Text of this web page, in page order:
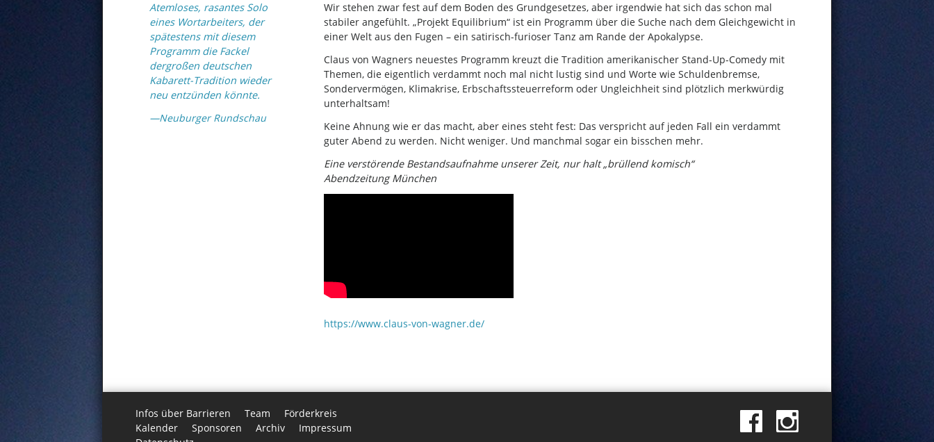
Atemloses, rasantes Solo
eines Wortarbeiters, der
spätestens mit diesem
Programm die Fackel
dergroßen deutschen
Kabarett-Tradition wieder
neu entzünden könnte.
—Neuburger Rundschau
Wir stehen zwar fest auf dem Boden des Grundgesetzes, aber irgendwie hat sich das schon mal
stabiler angefühlt. „Projekt Equilibrium“ ist ein Programm über die Suche nach dem Gleichgewicht in
einer Welt aus den Fugen – ein satirisch-furioser Tanz am Rande der Apokalypse.
Claus von Wagners neuestes Programm kreuzt die Tradition amerikanischer Stand-Up-Comedy mit
Themen, die eigentlich verdammt noch mal nicht lustig sind und Worte wie Schuldenbremse,
Sondervermögen, Klimakrise, Erbschaftssteuerreform oder Ungleichheit sind plötzlich merkwürdig
unterhaltsam!
Keine Ahnung wie er das macht, aber eines steht fest: Das verspricht auf jeden Fall ein verdammt
guter Abend zu werden. Nicht weniger. Und manchmal sogar ein bisschen mehr.
Eine verstörende Bestandsaufnahme unserer Zeit, nur halt „brüllend komisch“
Abendzeitung München
https://www.claus-von-wagner.de/
Infos über Barrieren Team
Förderkreis
Kalender
Sponsoren Archiv
Impressum